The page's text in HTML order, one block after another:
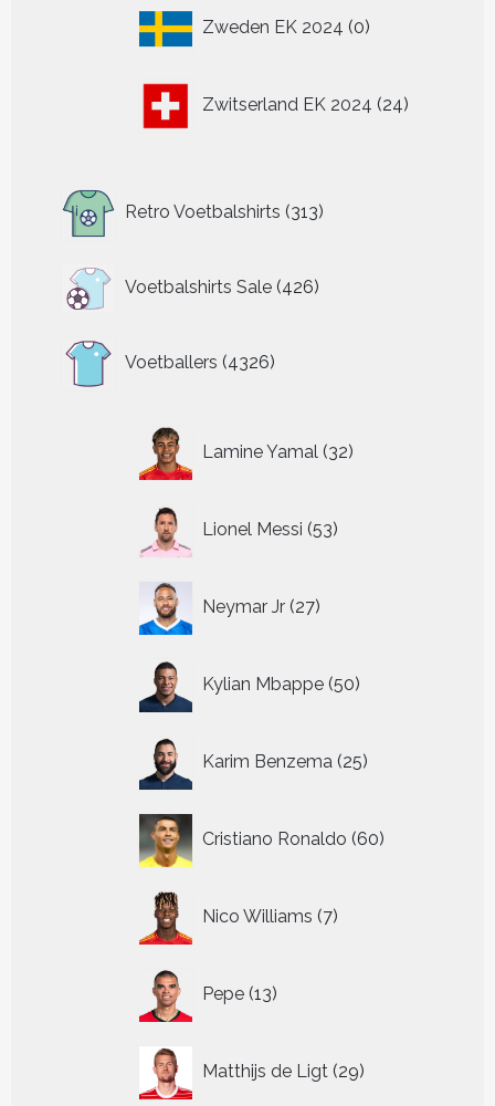
Zweden EK 2024 0
producten
Zwitserland EK 2024 24
producten
Retro Voetbalshirts 313
producten
Voetbalshirts Sale 426
426
producten
Voetballers 4326
producten
Lamine Yamal 32
producten
Lionel Messi 53
producten
Neymar Jr 27
producten
Kylian Mbappe 50
producten
Karim Benzema 25
producten
Cristiano Ronaldo 60
producten
Nico Williams 7
producten
Pepe 13
producten
Matthijs de Ligt 29
producten